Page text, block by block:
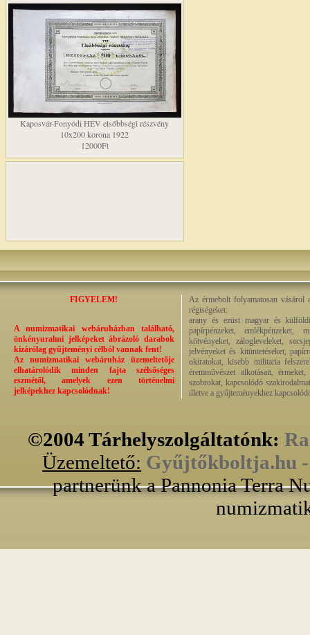
Kaposvár-Fonyódi HÉV elsőbbségi részvény
10x200 korona 1922
12000Ft
FIGYELEM!
A numizmatikai webáruházban található,
önkényuralmi jelképeket ábrázoló darabok
kizárólag gyűjteményi célból vannak fent!
Az numizmatikai webáruház üzemeltetője
elhatárolódik minden fajta szélsőséges
eszmétől, amelyek ezen történelmi
jelképekhez kapcsolódnak!
Az érmebolt folyamatosan vásárol
régiségeket:
arany és ezüst magyar és
papírpénzeket, emlékpénzeket,
kötvényeket, zálogleveleket,
jelvényeket és kitüntetéseket,
okiratokat, kisebb militaria
éremművészet alkotásait,
szobrokat, kapcsolódó
illetve a gyűjteményekhez
©2004 Tárhelyszolgáltatónk:
Üzemeltető: Gyűjtőkboltja.hu -
partnerünk a Pannonia Terra